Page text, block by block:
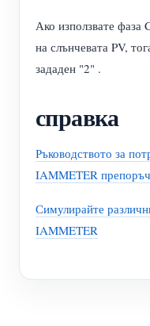
Ако използвате фаза
на слънчевата PV,
зададен "2" .
справка
Ръководството за
IAMMETER
Симулирайте
IAMMETER